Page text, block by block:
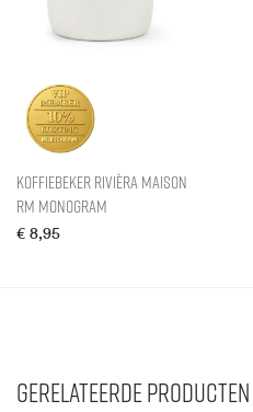
Koffiebeker Rivièra Maison
RM Monogram
€ 8,95
Gerelateerde producten